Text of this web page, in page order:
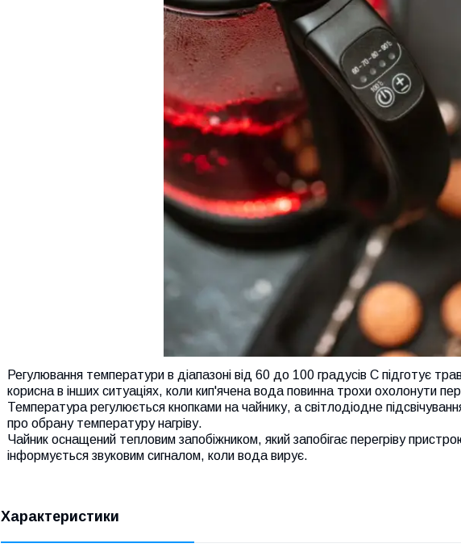
Регулювання температури в діапазоні від 60 до 100 градусів С підготує
корисна в інших ситуаціях, коли кип'ячена вода повинна трохи охолонути
Температура регулюється кнопками на чайнику, а світлодіодне
про обрану температуру нагріву.
Чайник оснащений тепловим запобіжником, який запобігає перегріву
інформується звуковим сигналом, коли вода вирує.
Характеристики